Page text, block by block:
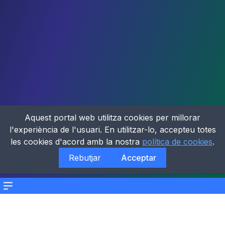
Menu
Aquest portal web utilitza cookies per millorar
l'experiència de l'usuari. En utilitzar-lo, accepteu totes
les cookies d'acord amb la nostra política de cookies.
Rebutjar
Acceptar